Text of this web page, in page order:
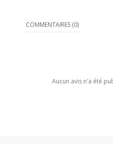
COMMENTAIRES (0)
Aucun avis n'a été